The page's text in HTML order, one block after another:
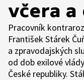
včera a
Pracovník
František Stárek
a zpravodajských
od dob exilové
České republiky.